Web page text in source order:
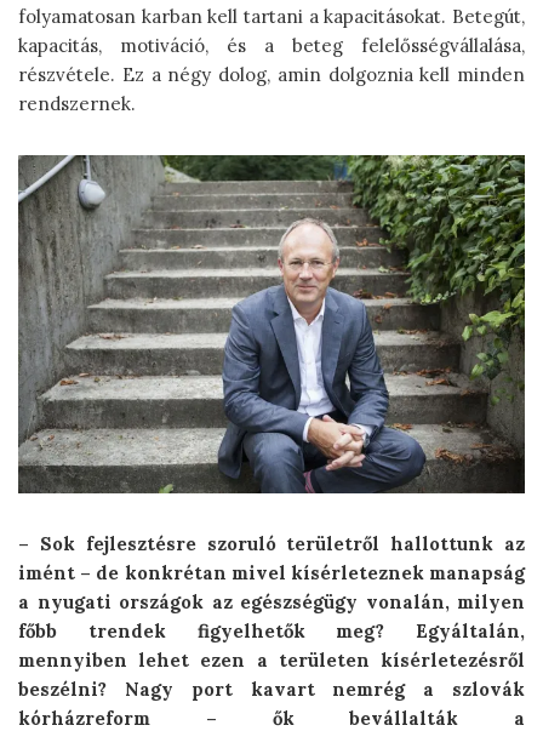
folyamatosan karban kell tartani a kapacitásokat. Betegút,
kapacitás, motiváció, és a beteg felelősségvállalása,
részvétele. Ez a négy dolog, amin dolgoznia kell minden
rendszernek.
– Sok fejlesztésre szoruló területről hallottunk az
imént – de konkrétan mivel kísérleteznek manapság
a nyugati országok az egészségügy vonalán, milyen
főbb trendek figyelhetők meg? Egyáltalán,
mennyiben lehet ezen a területen kísérletezésről
beszélni? Nagy port kavart nemrég a szlovák
kórházreform – ők bevállalták a